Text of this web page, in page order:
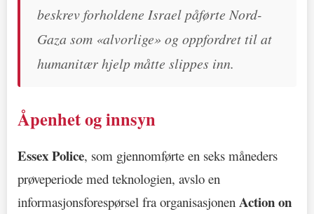
beskrev forholdene Israel påførte Nord-
Gaza som «alvorlige» og oppfordret til at
humanitær hjelp måtte slippes inn.
Åpenhet og innsyn
Essex Police, som gjennomførte en seks måneders
prøveperiode med teknologien, avslo en
informasjonsforespørsel fra organisasjonen Action on